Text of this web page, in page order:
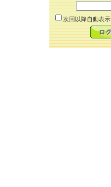
次回以降自動表示